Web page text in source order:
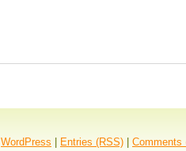
WordPress | Entries (RSS) | Comments